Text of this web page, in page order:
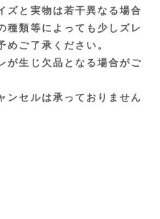
ズと実物は若干異なる場合
種類等によっても少しズレ
めご了承ください。
が生じ欠品となる場合がご
ンセルは承っておりません